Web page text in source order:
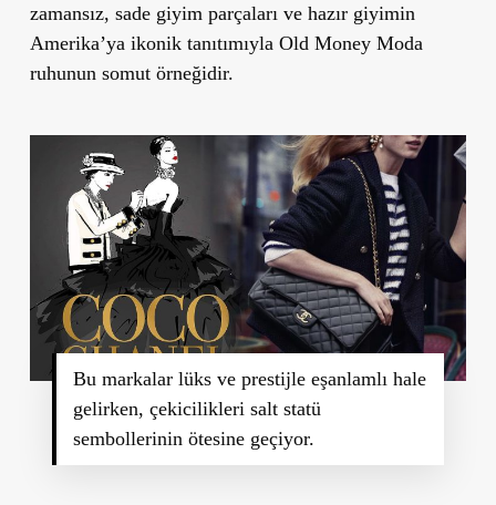
zamansız, sade giyim parçaları ve hazır giyimin
Amerika’ya ikonik tanıtımıyla Old Money Moda
ruhunun somut örneğidir.
Bu markalar lüks ve prestijle eşanlamlı hale
gelirken, çekicilikleri salt statü
sembollerinin ötesine geçiyor.